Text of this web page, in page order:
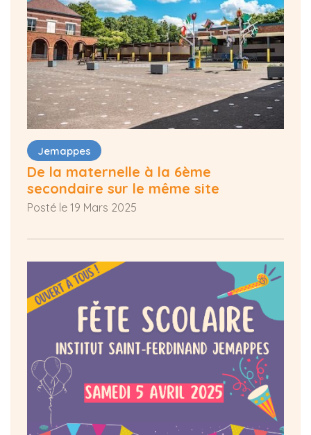
Jemappes
De la maternelle à la 6ème
secondaire sur le même site
Posté le 19 Mars 2025